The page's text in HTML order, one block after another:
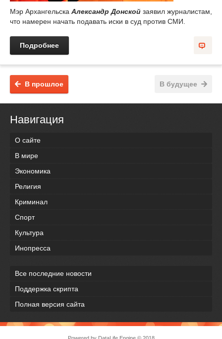
Мэр Архангельска Александр Донской заявил журналистам,
что намерен начать подавать иски в суд против СМИ.
Подробнее
В будущее
В прошлое
Навигация
О сайте
В мире
Экономика
Религия
Криминал
Спорт
Культура
Инопресса
Все последние новости
Поддержка скрипта
Полная версия сайта